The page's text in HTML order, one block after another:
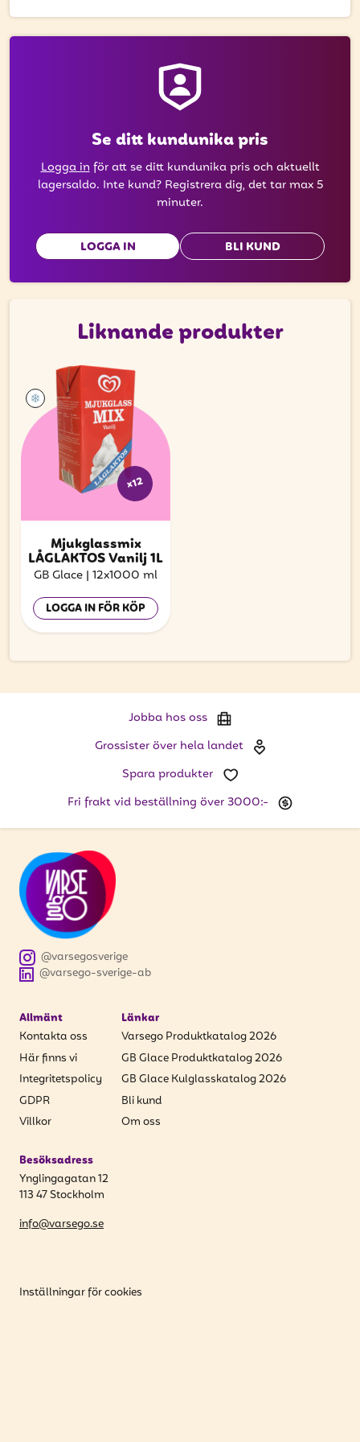
PRENUMERERA
Se ditt kundunika pris
Logga inför att se ditt kundunika pris och aktuellt
lagersaldo. Inte kund? Registrera dig, det tar max 5
minuter.
LOGGA IN BLI KUND
Liknande produkter
x12
Mjukglassmix
LÅGLAKTOS Vanilj 1L
GB Glace | 12x1000 ml
LOGGA IN FÖR KÖP
Jobba hos oss
Grossister över hela landet
Spara produkter
Fri frakt vid beställning över 3000:-
@varsego-sverige-ab
@varsegosverige
Allmänt
Kontakta oss
Här finns vi
Integritetspolicy
GDPR
Villkor
Länkar
Varsego Produktkatalog 2026
GB Glace Produktkatalog 2026
GB Glace Kulglasskatalog 2026
Bli kund
Om oss
Besöksadress
Ynglingagatan 12
113 47 Stockholm
info@varsego.se
Inställningar för cookies